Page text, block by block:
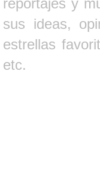
sus ideas,
estrellas
etc.